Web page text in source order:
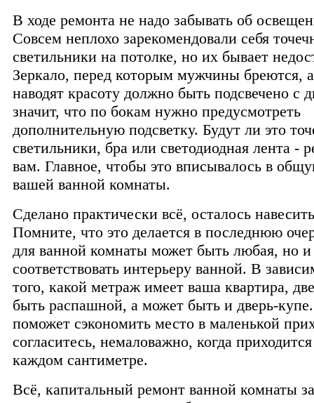
В ходе ремонта не надо забывать об
Совсем неплохо зарекомендовали себя
светильники на потолке, но их бывает
Зеркало, перед которым мужчины
наводят красоту должно быть подсвечено с
значит, что по бокам нужно предусмотреть
дополнительную подсветку. Будут ли это
светильники, бра или светодиодная лента -
вам. Главное, чтобы это вписывалось в
вашей ванной комнаты.
Сделано практически всё, осталось
Помните, что это делается в последнюю
для ванной комнаты может быть любая, но
соответствовать интерьеру ванной. В
того, какой метраж имеет ваша квартира,
быть распашной, а может быть и дверь-купе.
поможет сэкономить место в маленькой
согласитесь, немаловажно, когда
каждом сантиметре.
Всё, капитальный ремонт ванной комнаты